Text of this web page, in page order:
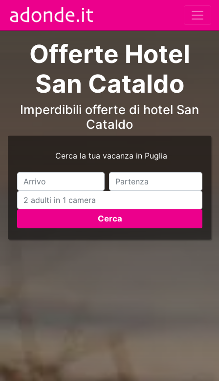
Offerte Hotel
San Cataldo
Imperdibili offerte di hotel San
Cataldo
Cerca la tua vacanza in Puglia
Cerca